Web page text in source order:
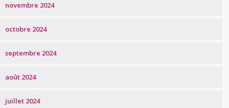
novembre 2024
octobre 2024
septembre 2024
août 2024
juillet 2024